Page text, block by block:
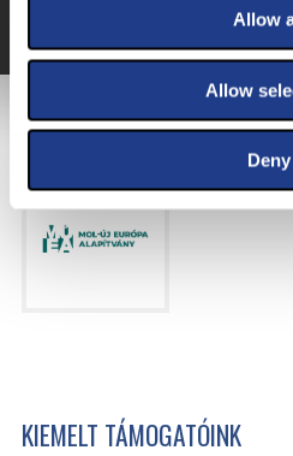
Allow
Allow
Deny
A JEGYVÁSÁRLÁSI
FŐTÁMOGATÓNK
KIEMELT TÁMOGATÓINK